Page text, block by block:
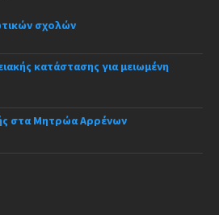
σχολών
κατάστασης για μειωμένη
στα Μητρώα Αρρένων